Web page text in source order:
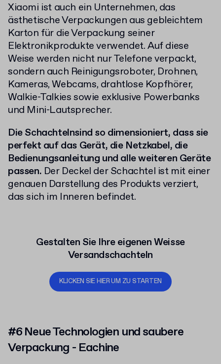
Xiaomi ist auch ein Unternehmen, das
ästhetische Verpackungen aus gebleichtem
Karton für die Verpackung seiner
Elektronikprodukte verwendet. Auf diese
Weise werden nicht nur Telefone verpackt,
sondern auch Reinigungsroboter, Drohnen,
Kameras, Webcams, drahtlose Kopfhörer,
Walkie-Talkies sowie exklusive Powerbanks
und Mini-Lautsprecher.
Die Schachtelnsind so dimensioniert, dass sie
perfekt auf das Gerät, die Netzkabel, die
Bedienungsanleitung und alle weiteren Geräte
passen. Der Deckel der Schachtel ist mit einer
genauen Darstellung des Produkts verziert,
das sich im Inneren befindet.
Gestalten Sie Ihre eigenen Weisse
Versandschachteln
KLICKEN SIE HIER UM ZU STARTEN
#6 Neue Technologien und saubere
Verpackung - Eachine